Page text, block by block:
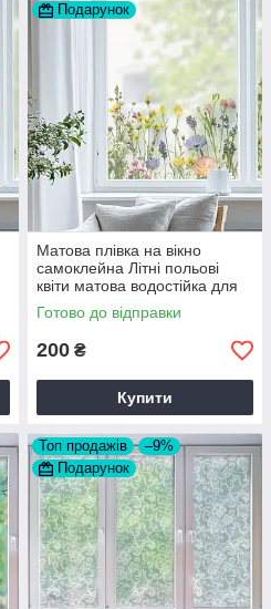
Подарунок
Матова плівка на вікно
самоклейна Літні польові
квіти матова водостійка для
дзеркала 1000х500 мм
Готово до відправки
200 ₴
Купити
Топ продажів
–9%
Подарунок